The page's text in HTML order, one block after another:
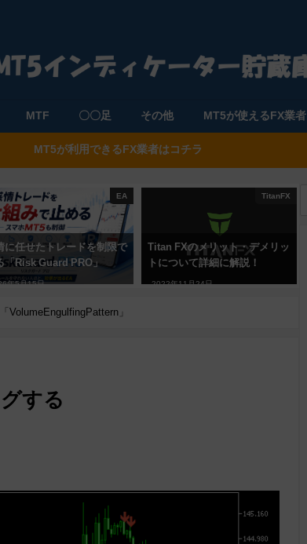
MTF 〇〇足 その他 MT5が使えるFX業者
MT5が利用できるFX業者はコチラ
EA
に任せたトレードを制限で
「Risk Guard PRO」
年5月15日
TitanFX
Titan FXのメリット・デメリッ
トについて詳細に解説！
2022年11月24日
VolumeEngulfingPattern」
する